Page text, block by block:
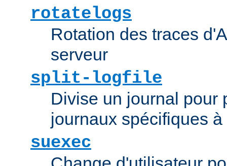
rotatelogs
Rotation des traces
serveur
split-logfile
Divise un journal pour
journaux spécifiques
suexec